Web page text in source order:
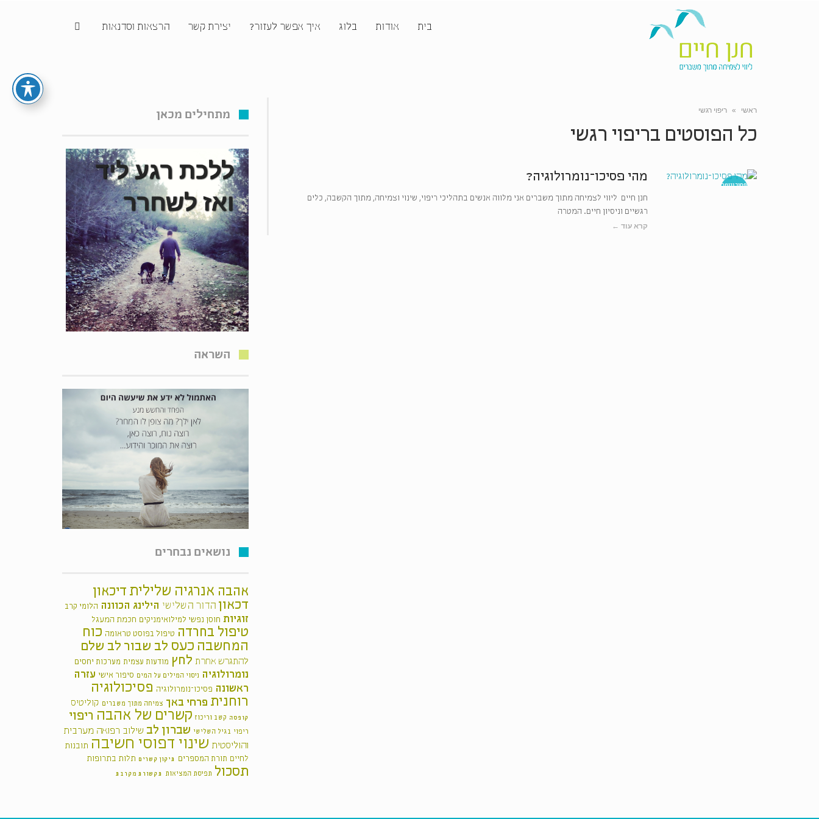
בית אודות בלוג איך אפשר לעזור? יצירת קשר הרצאות וסדנאות
ראשי » ריפוי רגשי
כל הפוסטים בריפוי רגשי
פסיכונומר
מהי פסיכו־נומרולוגיה?
חנן חיים ליווי לצמיחה מתוך משברים אני מלווה אנשים בתהליכי ריפוי, שינוי וצמיחה, מתוך הקשבה, כלים
רגשיים וניסיון חיים. המטרה
קרא עוד ←
מתחילים מכאן
השראה
נושאים נבחרים
אהבה אנרגיה שלילית דיכאון
דכאון הדור השלישי הילינג הכוונה הלומי קרב
זוגיות חוסן נפשי למילואימניקים חכמת המעגל
טיפול בחרדה טיפול בפוסט טראומה כוח
המחשבה כעס לב שבור לב שלם
להתגרש אחרת לחץ מודעות עצמית מערכות יחסים
נומרולוגיה ניסוי המילים על המים סיפור אישי עזרה
ראשונה פסיכו־נומרולוגיה פסיכולוגיה
רוחנית פרחי באך צמיחה מתוך משברים קוליטיס
קופסה קשב וריכוז קשרים של אהבה ריפוי
ריפוי בגיל השלישי שברון לב שילוב רפואה מערבית
והוליסטית שינוי דפוסי חשיבה תובנות
לחיים תורת המספרים תיקון קשרים תלות בתרופות
תסכול תפיסת המציאות תקשורת מקרבת